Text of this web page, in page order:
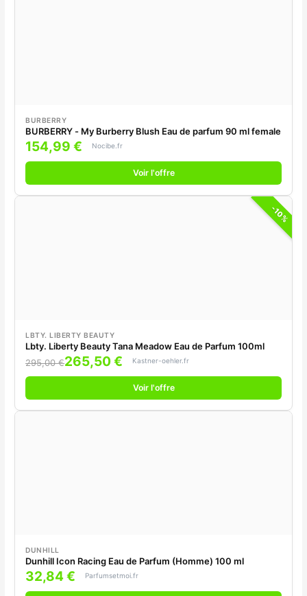
BURBERRY
BURBERRY - My Burberry Blush Eau de parfum 90 ml female
154,99 € Nocibe.fr
Voir l'offre
-10%
LBTY. LIBERTY BEAUTY
Lbty. Liberty Beauty Tana Meadow Eau de Parfum 100ml
295,00 €265,50 € Kastner-oehler.fr
Voir l'offre
DUNHILL
Dunhill Icon Racing Eau de Parfum (Homme) 100 ml
32,84 € Parfumsetmoi.fr